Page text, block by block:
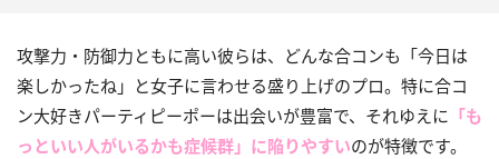
攻撃力・防御力ともに高い彼らは、どんな合コンも「今日は
楽しかったね」と女子に言わせる盛り上げのプロ。特に合コ
ン大好きパーティピーポーは出会いが豊富で、それゆえに 「も
っといい人がいるかも症候群」に陥りやすいのが特徴です。